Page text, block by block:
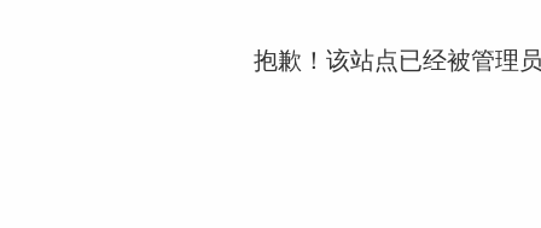
抱歉！该站点已经被管理